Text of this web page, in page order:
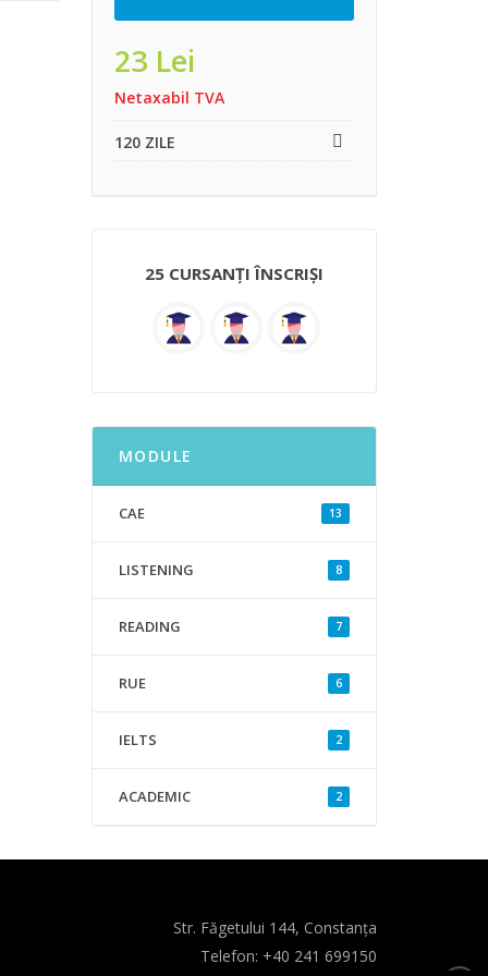
23 Lei
Netaxabil TVA
120 ZILE
25 CURSANȚI ÎNSCRIȘI
MODULE
CAE 13
LISTENING 8
READING 7
RUE 6
IELTS 2
ACADEMIC 2
Str. Făgetului 144, Constanța
Telefon: +40 241 699150